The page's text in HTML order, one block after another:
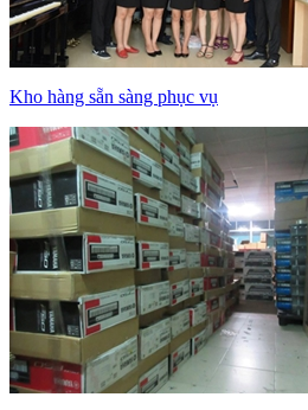
Kho hàng sẵn sàng phục vụ